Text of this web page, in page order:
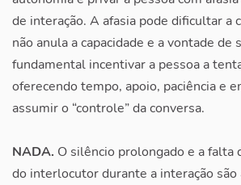
de interação. A afasia pode dificultar a
não anula a capacidade e a vontade de
fundamental incentivar a pessoa a
oferecendo tempo, apoio, paciência e
assumir o “controle” da conversa.
NADA. O silêncio prolongado e a falta
do interlocutor durante a interação